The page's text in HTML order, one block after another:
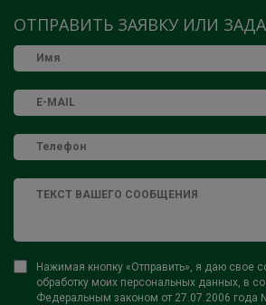
ОТПРАВИТЬ ЗАЯВКУ ИЛИ
Нажимая кнопку «Отправить», я даю свое
обработку моих персональных данных, в
Федеральным законом от 27.07.2006